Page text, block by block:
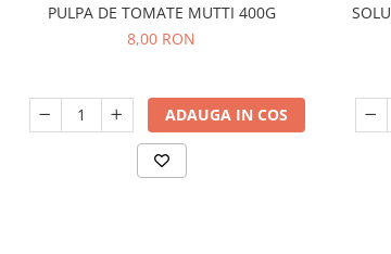
PULPA DE TOMATE MUTTI 400G
8,00 RON
ADAUGA IN COS